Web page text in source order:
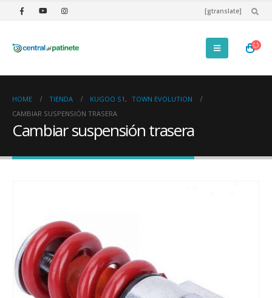
[gtranslate]
HOME TIENDA KUGOO S1 , TOWN EVOLUTION
CAMBIAR SUSPENSIÓN TRASERA
Cambiar suspensión trasera